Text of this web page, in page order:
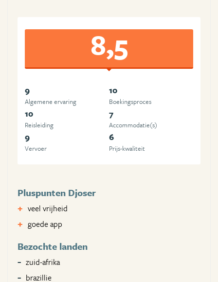
8,5
9
Algemene ervaring
10
Boekingsproces
10
Reisleiding
7
Accommodatie(s)
9
Vervoer
6
Prijs-kwaliteit
Pluspunten Djoser
veel vrijheid
goede app
Bezochte landen
zuid-afrika
brazillie